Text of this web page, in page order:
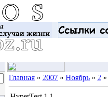
Главная » 2007 » Ноябрь » 2